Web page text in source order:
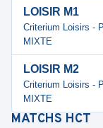
LOISIR M1
Criterium Loisirs -
MIXTE
LOISIR M2
Criterium Loisirs -
MIXTE
MATCHS HCT